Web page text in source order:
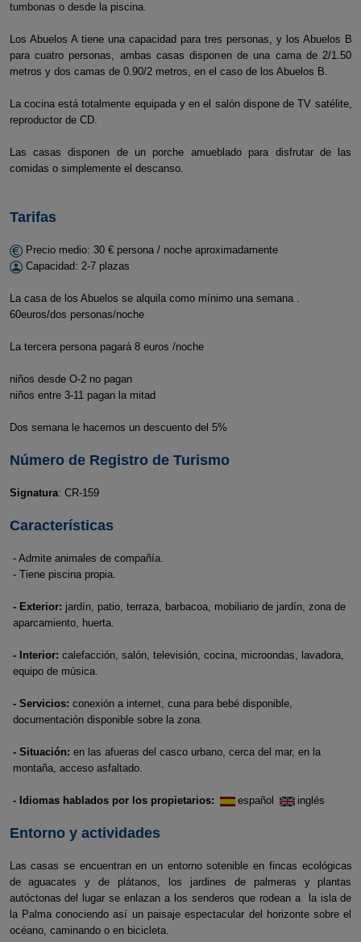
tumbonas o desde la piscina.
Los Abuelos A tiene una capacidad para tres personas, y los Abuelos B
para cuatro personas, ambas casas disponen de una cama de 2/1.50
metros y dos camas de 0.90/2 metros, en el caso de los Abuelos B.
La cocina está totalmente equipada y en el salón dispone de TV satélite,
reproductor de CD.
Las casas disponen de un porche amueblado para disfrutar de las
comidas o simplemente el descanso.
Tarifas
Precio medio: 30 € persona / noche aproximadamente
Capacidad: 2-7 plazas
La casa de los Abuelos se alquila como mínimo una semana .
60euros/dos personas/noche
La tercera persona pagará 8 euros /noche
niños desde O-2 no pagan
niños entre 3-11 pagan la mitad
Dos semana le hacemos un descuento del 5%
Número de Registro de Turismo
Signatura: CR-159
Características
- Admite animales de compañía.
- Tiene piscina propia.
- Exterior: jardín, patio, terraza, barbacoa, mobiliario de jardín, zona de
aparcamiento, huerta.
- Interior: calefacción, salón, televisión, cocina, microondas, lavadora,
equipo de música.
- Servicios: conexión a internet, cuna para bebé disponible,
documentación disponible sobre la zona.
- Situación: en las afueras del casco urbano, cerca del mar, en la
montaña, acceso asfaltado.
- Idiomas hablados por los propietarios: español inglés
Entorno y actividades
Las casas se encuentran en un entorno sotenible en fincas ecológicas
de aguacates y de plátanos, los jardines de palmeras y plantas
autóctonas del lugar se enlazan a los senderos que rodean a la isla de
la Palma conociendo así un paisaje espectacular del horizonte sobre el
océano, caminando o en bicicleta.